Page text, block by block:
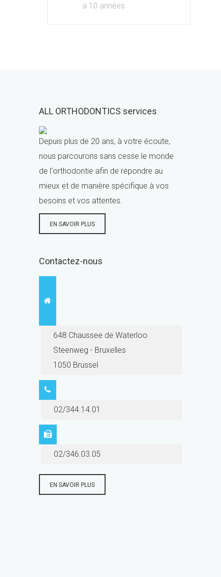
a 10 années
ALL ORTHODONTICS services
Depuis plus de 20 ans, à votre écoute,
nous parcourons sans cesse le monde
de l'orthodontie afin de répondre au
mieux et de manière spécifique à vos
besoins et vos attentes.
EN SAVOIR PLUS
Contactez-nous
648 Chaussee de Waterloo
Steenweg - Bruxelles
1050 Brussel
02/344.14.01
02/346.03.05
EN SAVOIR PLUS